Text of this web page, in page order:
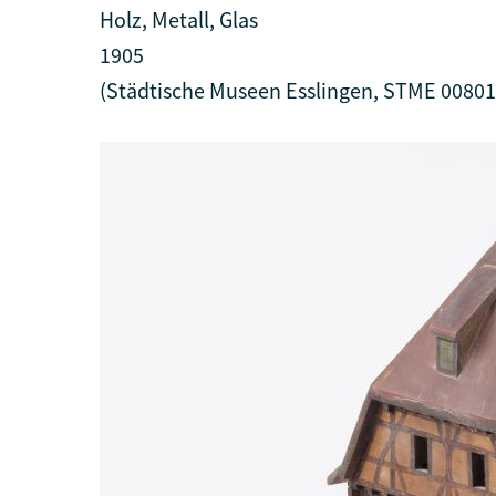
Holz, Metall, Glas
1905
(Städtische Museen Esslingen, STME